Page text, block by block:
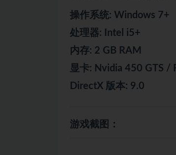
操作系统: Windows 7+
处理器: Intel i5+
内存: 2 GB RAM
显卡: Nvidia 450 GTS /
DirectX 版本: 9.0
游戏截图：